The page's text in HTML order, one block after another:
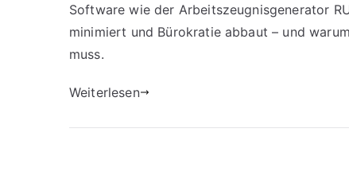
Software wie der Arbeitszeugnisgenerator
minimiert und Bürokratie abbaut – und
muss.
Weiterlesen